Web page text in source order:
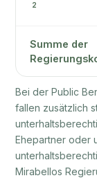
2
Summe der
Bei der Public
fallen zusätzlich
Ehepartner oder
Mirabellos